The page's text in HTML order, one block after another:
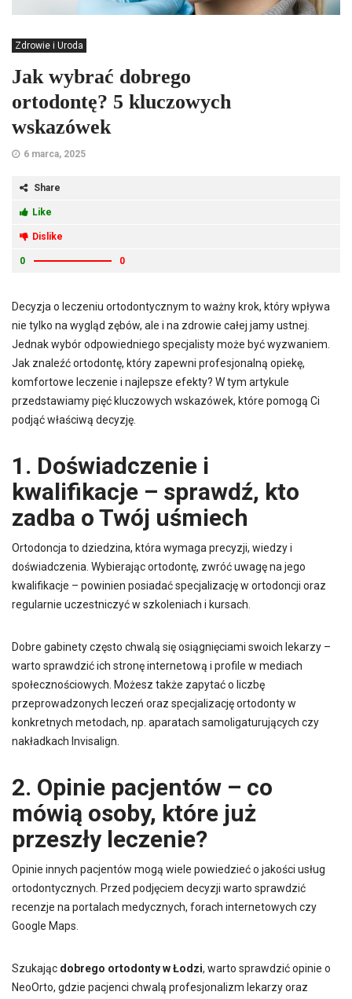
Zdrowie i Uroda
Jak wybrać dobrego
ortodontę? 5 kluczowych
wskazówek
6 marca, 2025
Share
Like
Dislike
0 0
Decyzja o leczeniu ortodontycznym to ważny krok, który wpływa
nie tylko na wygląd zębów, ale i na zdrowie całej jamy ustnej.
Jednak wybór odpowiedniego specjalisty może być wyzwaniem.
Jak znaleźć ortodontę, który zapewni profesjonalną opiekę,
komfortowe leczenie i najlepsze efekty? W tym artykule
przedstawiamy pięć kluczowych wskazówek, które pomogą Ci
podjąć właściwą decyzję.
1. Doświadczenie i
kwalifikacje – sprawdź, kto
zadba o Twój uśmiech
Ortodoncja to dziedzina, która wymaga precyzji, wiedzy i
doświadczenia. Wybierając ortodontę, zwróć uwagę na jego
kwalifikacje – powinien posiadać specjalizację w ortodoncji oraz
regularnie uczestniczyć w szkoleniach i kursach.
Dobre gabinety często chwalą się osiągnięciami swoich lekarzy –
warto sprawdzić ich stronę internetową i profile w mediach
społecznościowych. Możesz także zapytać o liczbę
przeprowadzonych leczeń oraz specjalizację ortodonty w
konkretnych metodach, np. aparatach samoligaturujących czy
nakładkach Invisalign.
2. Opinie pacjentów – co
mówią osoby, które już
przeszły leczenie?
Opinie innych pacjentów mogą wiele powiedzieć o jakości usług
ortodontycznych. Przed podjęciem decyzji warto sprawdzić
recenzje na portalach medycznych, forach internetowych czy
Google Maps.
Szukając dobrego ortodonty w Łodzi, warto sprawdzić opinie o
NeoOrto, gdzie pacjenci chwalą profesjonalizm lekarzy oraz